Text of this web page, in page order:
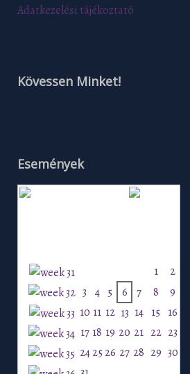
Adatkezelési tájékoztató
Kövessen Minket!
Események
1
2
3 4 5 6 7 8
9
10 11 12 13 14 15 16
17 18 19 20 21 22 23
24 25 26 27 28 29 30